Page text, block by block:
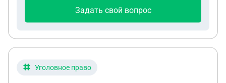
срока временного пребывания (на основании
на оборотной стороне моей миграционной карты
декабря 2025 года. В сентябре 2025 года я
Задать свой вопрос
Уголовное право